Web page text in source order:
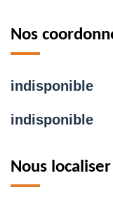
Nos
indisponible
indisponible
Nous localiser